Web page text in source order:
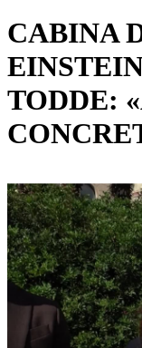
CABINA
TODDE: